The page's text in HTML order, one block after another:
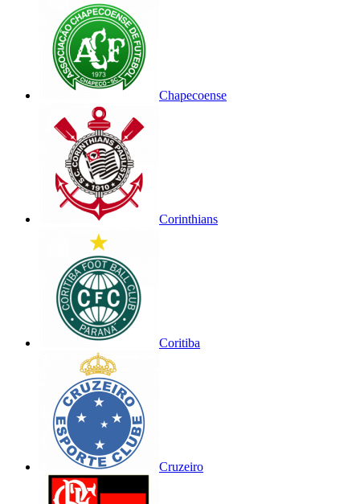
Chapecoense
Corinthians
Coritiba
Cruzeiro